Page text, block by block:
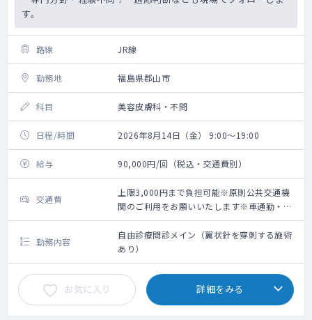
す。
路線 JR線
勤務地 福島県郡山市
科目 美容皮膚科・不問
日程/時間 2026年8月14日（金） 9:00～19:00
給与 90,000円/回（税込・交通費別）
交通費
上限3,000円まで負担可能※原則公共交通機
関のご利用をお願いいたします※車通勤・タ
クシー利用要相談
勤務内容
自由診療問診メイン（翼状針を穿刺する施術
あり）
お気に入り 詳細をみる